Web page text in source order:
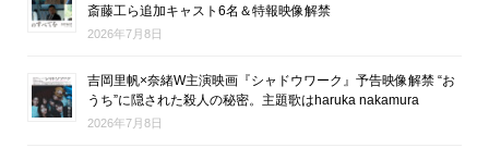
斎藤工ら追加キャスト6名＆特報映像解禁
2026年7月8日
吉岡里帆×奈緒W主演映画『シャドウワーク』予告映像解禁 “お
うち”に隠された殺人の秘密。主題歌はharuka nakamura
2026年7月8日